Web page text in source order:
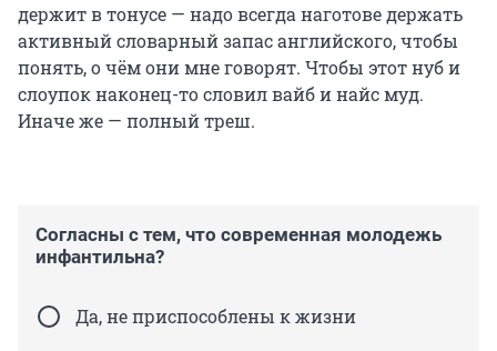
держит в тонусе — надо всегда наготове держать
активный словарный запас английского, чтобы
понять, о чём они мне говорят. Чтобы этот нуб и
слоупок наконец-то словил вайб и найс муд.
Иначе же — полный треш.
Согласны с тем, что современная молодежь
инфантильна?
Да, не приспособлены к жизни